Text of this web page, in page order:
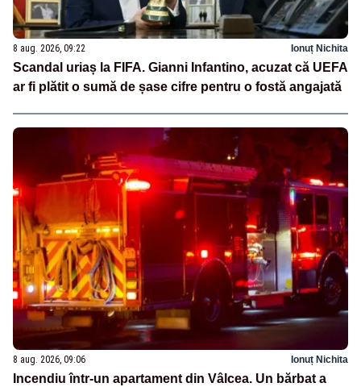
8 aug. 2026, 09:22 Ionuț Nichita
Scandal uriaș la FIFA. Gianni Infantino, acuzat că UEFA
ar fi plătit o sumă de șase cifre pentru o fostă angajată
8 aug. 2026, 09:06 Ionuț Nichita
Incendiu într-un apartament din Vâlcea. Un bărbat a